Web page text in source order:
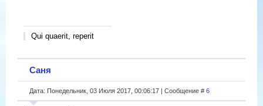
Qui quaerit, reperit
Саня
Дата: Понедельник, 03 Июля 2017, 00:06:17 | Сообщение # 6